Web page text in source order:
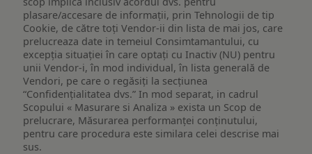
plasare/accesare de informații, prin Tehnologii de tip
Cookie, de către toți Vendor-ii din lista de mai jos, care
prelucreaza date in temeiul Consimtamantului, cu
excepția situației în care optați cu Inactiv (NU) pentru
unii Vendor-i, în mod individual, în lista generală de
Vendori, pe care o regăsiți la secțiunea
“Confidențialitatea dvs.” In mod separat, in cadrul
Scopului « Masurare si Analiza » exista un Scop de
prelucrare, Măsurarea performanței conținutului,
pentru care procedura este similara celei descrise mai
sus.